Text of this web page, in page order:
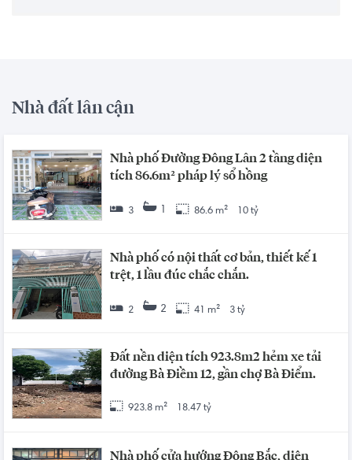
Nhà đất lân cận
Nhà phố Đường Đông Lân 2 tầng diện
tích 86.6m² pháp lý sổ hồng
3 1 86.6 m² 10 tỷ
Nhà phố có nội thất cơ bản, thiết kế 1
trệt, 1 lầu đúc chắc chắn.
2 2 41 m² 3 tỷ
Đất nền diện tích 923.8m2 hẻm xe tải
đường Bà Điềm 12, gần chợ Bà Điểm.
923.8 m² 18.47 tỷ
Nhà phố cửa hướng Đông Bắc, diện